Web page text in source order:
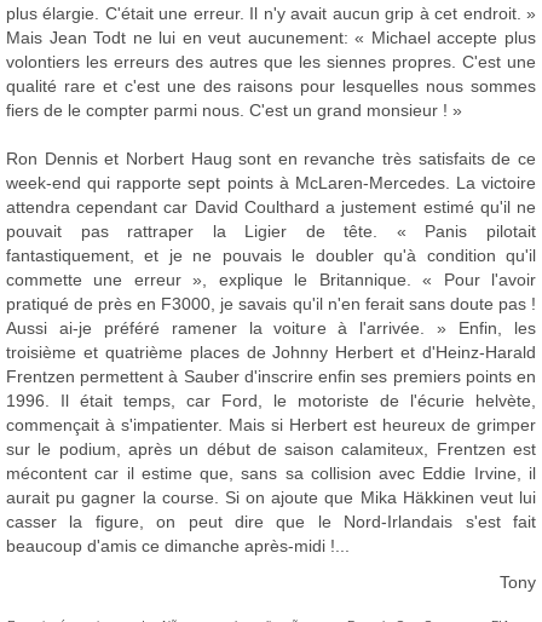
plus élargie. C'était une erreur. Il n'y avait aucun grip à cet endroit. »
Mais Jean Todt ne lui en veut aucunement: « Michael accepte plus
volontiers les erreurs des autres que les siennes propres. C'est une
qualité rare et c'est une des raisons pour lesquelles nous sommes
fiers de le compter parmi nous. C'est un grand monsieur ! »
Ron Dennis et Norbert Haug sont en revanche très satisfaits de ce
week-end qui rapporte sept points à McLaren-Mercedes. La victoire
attendra cependant car David Coulthard a justement estimé qu'il ne
pouvait pas rattraper la Ligier de tête. « Panis pilotait
fantastiquement, et je ne pouvais le doubler qu'à condition qu'il
commette une erreur », explique le Britannique. « Pour l'avoir
pratiqué de près en F3000, je savais qu'il n'en ferait sans doute pas !
Aussi ai-je préféré ramener la voiture à l'arrivée. » Enfin, les
troisième et quatrième places de Johnny Herbert et d'Heinz-Harald
Frentzen permettent à Sauber d'inscrire enfin ses premiers points en
1996. Il était temps, car Ford, le motoriste de l'écurie helvète,
commençait à s'impatienter. Mais si Herbert est heureux de grimper
sur le podium, après un début de saison calamiteux, Frentzen est
mécontent car il estime que, sans sa collision avec Eddie Irvine, il
aurait pu gagner la course. Si on ajoute que Mika Häkkinen veut lui
casser la figure, on peut dire que le Nord-Irlandais s'est fait
beaucoup d'amis ce dimanche après-midi !...
Tony